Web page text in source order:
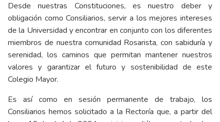
Desde nuestras Constituciones, es nuestro deber y
obligación como Consiliarios, servir a los mejores intereses
de la Universidad y encontrar en conjunto con los diferentes
miembros de nuestra comunidad Rosarista, con sabiduría y
serenidad, los caminos que permitan mantener nuestros
valores y garantizar el futuro y sostenibilidad de este
Colegio Mayor.
Es así como en sesión permanente de trabajo, los
Consiliarios hemos solicitado a la Rectoría que, a partir del